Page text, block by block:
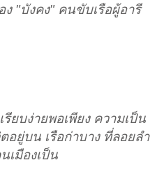
"บังคง" คนขับเรือผู้อารี
ยบง่ายพอเพียง ความเป็น
อยู่บน เรือก่าบาง ที่ลอยลำ
เมืองเป็น